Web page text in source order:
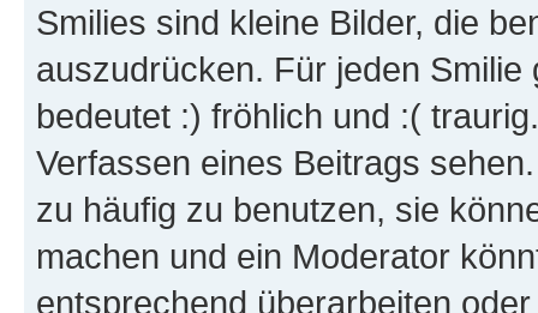
Smilies sind kleine Bilder, die
auszudrücken. Für jeden
bedeutet :) fröhlich und :(
Verfassen eines Beitrags
zu häufig zu benutzen, sie
machen und ein Moderator
entsprechend überarbeiten